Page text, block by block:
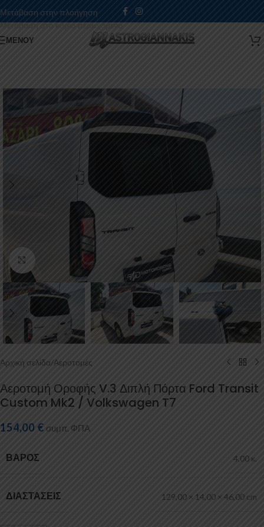
Μετάβαση στην πλοήγηση
Μετάβαση στο κύριο περιεχόμενο
ΜΕΝΟΎ
Κάντε κλικ για μεγέθυνση
Αρχική σελίδα/Αεροτομές
Αεροτομή Οροφής V.3 Διπλή Πόρτα Ford Transit
Custom Mk2 / Volkswagen T7
154,00 € συμπ. ΦΠΑ
ΒΆΡΟΣ 4,00 κ.
ΔΙΑΣΤΆΣΕΙΣ 129,00 × 14,00 × 46,00 cm